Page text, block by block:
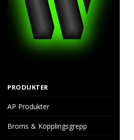
PRODUKTER
AP Produkter
Broms & Kopplingsgrepp